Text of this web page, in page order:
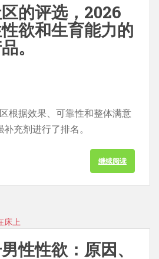
的评选，2026
欲和生育能力的
。
根据效果、可靠性和整体满意
充剂进行了排名。
继续阅读
性性欲：原因、